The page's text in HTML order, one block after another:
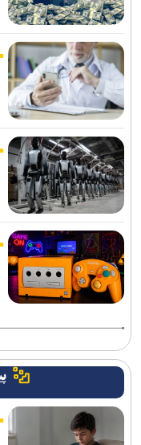
پزشکیان: اگر تا امروز
گلایه‌مندان هم همراهی
مذاکرات ایران-عمان
تدوین نهایی
نشست وزیران خارجه مصر،
منطقه
سازمان ملل: طرف‌ها را به